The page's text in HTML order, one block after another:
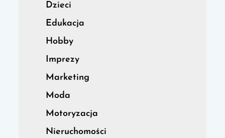
Dzieci
Edukacja
Hobby
Imprezy
Marketing
Moda
Motoryzacja
Nieruchomości